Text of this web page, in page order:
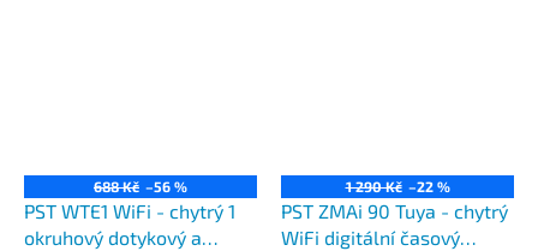
688 Kč –56 %
PST WTE1 WiFi - chytrý 1
okruhový dotykový a
1 290 Kč –22 %
PST ZMAi 90 Tuya - chytrý
WiFi digitální časový